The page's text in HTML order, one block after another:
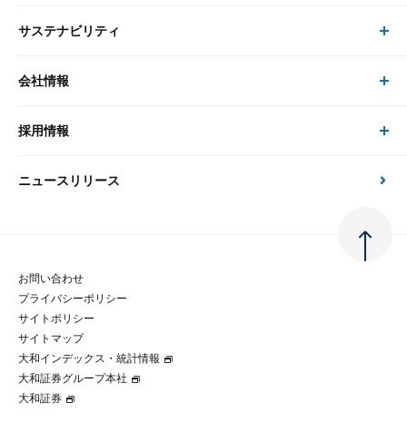
大和総研の強み
先端テクノロジーに基づく新たな価値の創出
政策分析
金融経済教育等
コラム
書籍
セミナー トップ
現在受付中のセミナー・イベント
サステナビリティ
サステナビリティの取り組み
次世代社会への貢献
マルチステークホルダー方針
パートナーシップ構築宣言
会社情報
会社情報 トップ
会社概要・役員一覧
大和総研の歩み
グループ会社
採用情報
採用情報 トップ
経験者採用
ニュースリリース
お問い合わせ
プライバシーポリシー
サイトポリシー
サイトマップ
大和インデックス・統計情報
大和証券グループ本社
大和証券